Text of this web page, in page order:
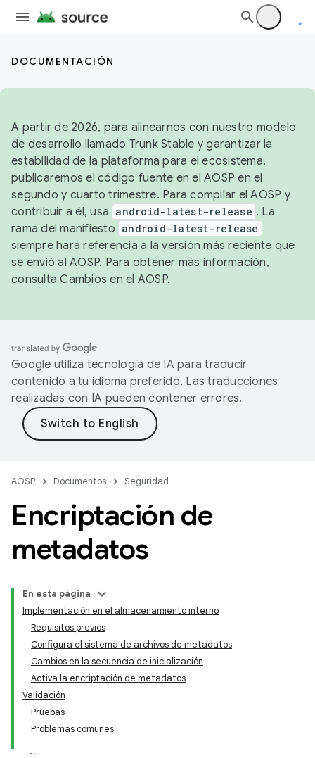
DOCUMENTACIÓN
A partir de 2026, para alinearnos con nuestro modelo
de desarrollo llamado Trunk Stable y garantizar la
estabilidad de la plataforma para el ecosistema,
publicaremos el código fuente en el AOSP en el
segundo y cuarto trimestre. Para compilar el AOSP y
contribuir a él, usa android-latest-release . La
rama del manifiesto android-latest-release
siempre hará referencia a la versión más reciente que
se envió al AOSP. Para obtener más información,
consultaCambios en el AOSP.
Google utiliza tecnología de IA para traducir
contenido a tu idioma preferido. Las traducciones
realizadas con IA pueden contener errores.
AOSP Documentos Seguridad
Encriptación de
metadatos
En esta página
Implementación en el almacenamiento interno
Requisitos previos
Configura el sistema de archivos de metadatos
Cambios en la secuencia de inicialización
Activa la encriptación de metadatos
Validación
Pruebas
Problemas comunes